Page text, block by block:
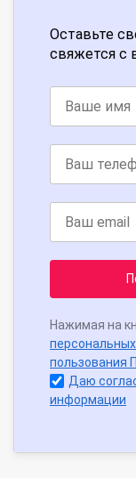
Оставьте
свяжется с
Нажимая на
пользования
Даю
информации